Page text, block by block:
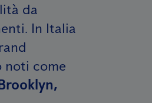
da
In Italia
noti come